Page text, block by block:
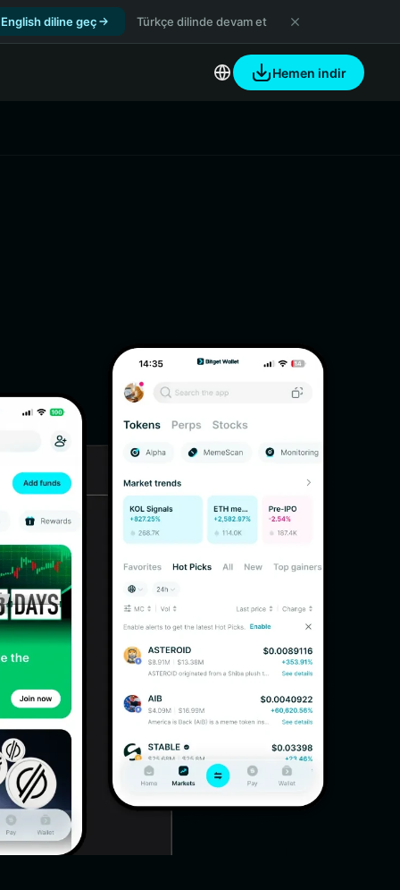
English diline geç Türkçe dilinde devam et
Hemen indir